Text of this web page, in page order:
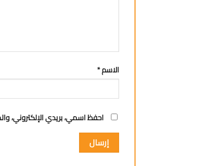
الاسم*
احفظ اسمي، بريدي الإلكتروني،